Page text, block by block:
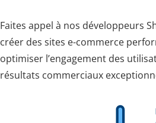
Faites appel à nos développeurs
créer des sites e-commerce
optimiser l’engagement des
résultats commerciaux